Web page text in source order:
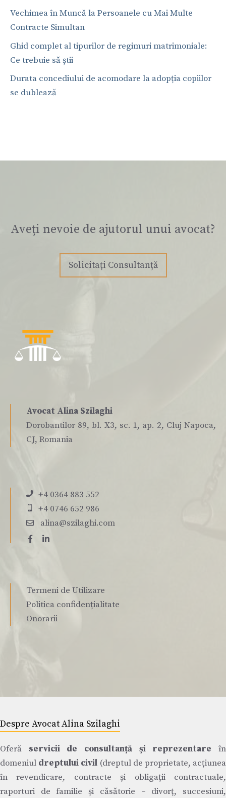
Vechimea în Muncă la Persoanele cu Mai Multe
Contracte Simultan
Ghid complet al tipurilor de regimuri matrimoniale:
Ce trebuie să știi
Durata concediului de acomodare la adopția copiilor
se dublează
Aveți nevoie de ajutorul unui avocat?
Solicitați Consultanță
Avocat Alina Szilaghi
Dorobantilor 89, bl. X3, sc. 1, ap. 2, Cluj Napoca,
CJ, Romania
+4 0364 883 552
+4 0746 652 986
alina@szilaghi.com
Termeni de Utilizare
Politica confidențialitate
Onorarii
Despre Avocat Alina Szilaghi
Oferă servicii de consultanță și reprezentare în
domeniul dreptului civil (dreptul de proprietate, acțiunea
în revendicare, contracte și obligații contractuale,
raporturi de familie și căsătorie – divorț, succesiuni,